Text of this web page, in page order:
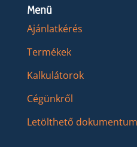
Menü
Ajánlatkérés
Termékek
Kalkulátorok
Cégünkről
Letölthető